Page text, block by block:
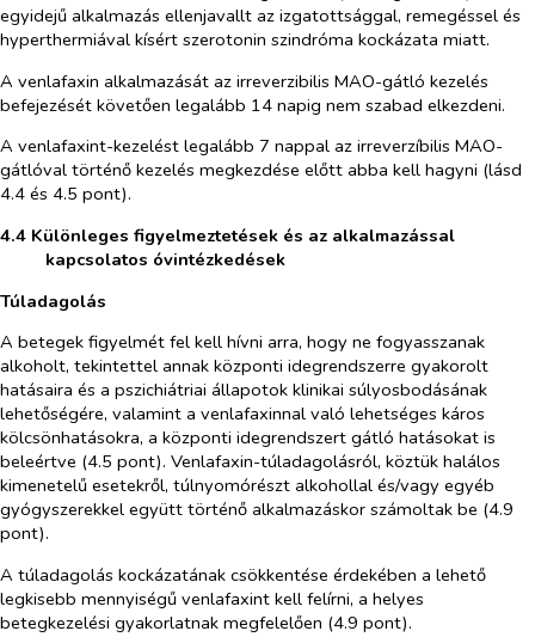
egyidejű alkalmazás ellenjavallt az izgatottsággal, remegéssel és
hyperthermiával kísért szerotonin szindróma kockázata miatt.
A venlafaxin alkalmazását az irreverzibilis MAO-gátló kezelés
befejezését követően legalább 14 napig nem szabad elkezdeni.
A venlafaxint-kezelést legalább 7 nappal az irreverzíbilis MAO-
gátlóval történő kezelés megkezdése előtt abba kell hagyni (lásd
4.4 és 4.5 pont).
4.4 Különleges figyelmeztetések és az alkalmazással
kapcsolatos óvintézkedések
Túladagolás
A betegek figyelmét fel kell hívni arra, hogy ne fogyasszanak
alkoholt, tekintettel annak központi idegrendszerre gyakorolt
hatásaira és a pszichiátriai állapotok klinikai súlyosbodásának
lehetőségére, valamint a venlafaxinnal való lehetséges káros
kölcsönhatásokra, a központi idegrendszert gátló hatásokat is
beleértve (4.5 pont). Venlafaxin-túladagolásról, köztük halálos
kimenetelű esetekről, túlnyomórészt alkohollal és/vagy egyéb
gyógyszerekkel együtt történő alkalmazáskor számoltak be (4.9
pont).
A túladagolás kockázatának csökkentése érdekében a lehető
legkisebb mennyiségű venlafaxint kell felírni, a helyes
betegkezelési gyakorlatnak megfelelően (4.9 pont).